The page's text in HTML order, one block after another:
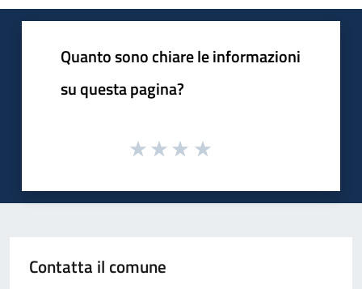
Quanto sono chiare le informazioni
su questa pagina?
Contatta il comune